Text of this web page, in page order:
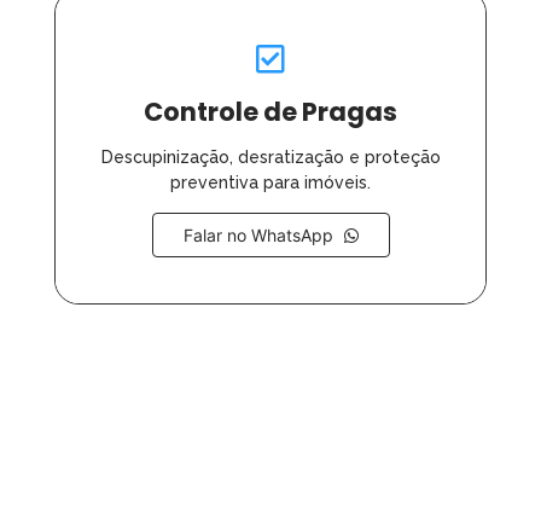
Controle de Pragas
Descupinização, desratização e proteção
preventiva para imóveis.
Falar no WhatsApp